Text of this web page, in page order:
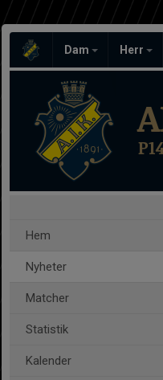
Dam Herr
Hem
Nyheter
Matcher
Statistik
Kalender